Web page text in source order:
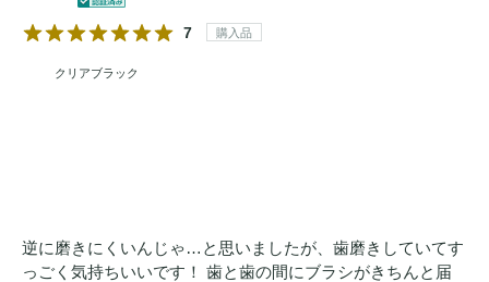
7 購入品
クリアブラック
逆に磨きにくいんじゃ…と思いましたが、歯磨きしていてす
っごく気持ちいいです！ 歯と歯の間にブラシがきちんと届